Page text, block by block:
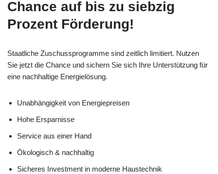
Chance auf bis zu siebzig
Prozent Förderung!
Staatliche Zuschussprogramme sind zeitlich limitiert. Nutzen
Sie jetzt die Chance und sichern Sie sich Ihre Unterstützung für
eine nachhaltige Energielösung.
Unabhängigkeit von Energiepreisen
Hohe Ersparnisse
Service aus einer Hand
Ökologisch & nachhaltig
Sicheres Investment in moderne Haustechnik